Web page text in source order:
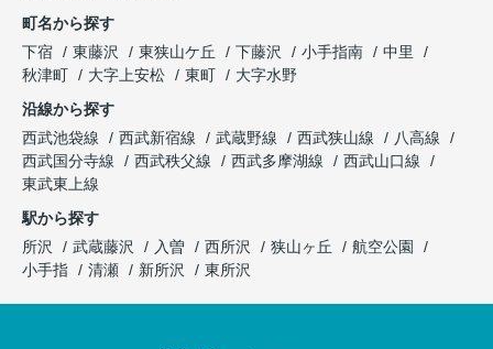
町名から探す
下宿
東藤沢 東狭山ケ丘 下藤沢 小手指南
中里
秋津町
大字上安松 東町
大字水野
沿線から探す
西武池袋線
西武新宿線 武蔵野線 西武狭山線
八高線
西武国分寺線
西武秩父線 西武多摩湖線
西武山口線
東武東上線
駅から探す
所沢
武蔵藤沢 入曽 西所沢 狭山ヶ丘
航空公園
小手指
清瀬 新所沢 東所沢